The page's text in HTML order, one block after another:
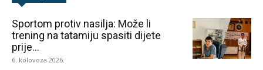
Sportom protiv nasilja: Može li
trening na tatamiju spasiti dijete
prije...
6. kolovoza 2026.